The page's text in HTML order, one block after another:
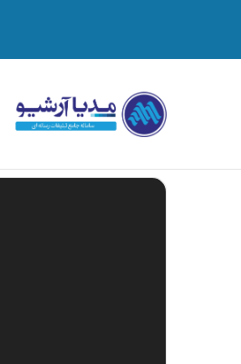
پنج‌شنبه, 6 آگوست 2026 آگهی
نمایشگر
ویدیو